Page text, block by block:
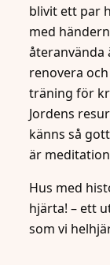
blivit ett par
med
återanvända
renovera
träning för
Jordens
känns så
är
Hus med
hjärta! – ett
som vi